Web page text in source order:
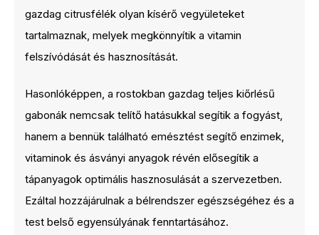
gazdag citrusfélék olyan kísérő vegyületeket
tartalmaznak, melyek megkönnyítik a vitamin
felszívódását és hasznosítását.
Hasonlóképpen, a rostokban gazdag teljes kiőrlésű
gabonák nemcsak telítő hatásukkal segítik a fogyást,
hanem a bennük található emésztést segítő enzimek,
vitaminok és ásványi anyagok révén elősegítik a
tápanyagok optimális hasznosulását a szervezetben.
Ezáltal hozzájárulnak a bélrendszer egészségéhez és a
test belső egyensúlyának fenntartásához.